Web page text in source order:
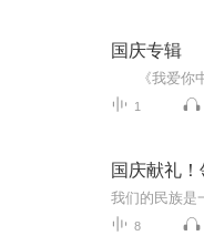
国庆专辑
1
国庆献礼
8